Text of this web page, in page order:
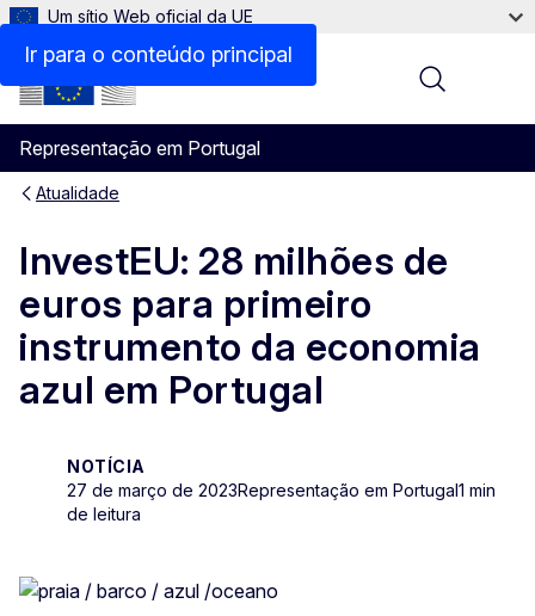
Ir para o conteúdo principal
Um sítio Web oficial da UE
Representação em Portugal
Menu
Atualidade
InvestEU: 28 milhões de
euros para primeiro
instrumento da economia
azul em Portugal
NOTÍCIA
27 de março de 2023Representação em Portugal1 min
de leitura